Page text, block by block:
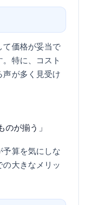
価格が妥当で
特に、コスト
が多く見受け
のが揃う」
算を気にしな
大きなメリッ